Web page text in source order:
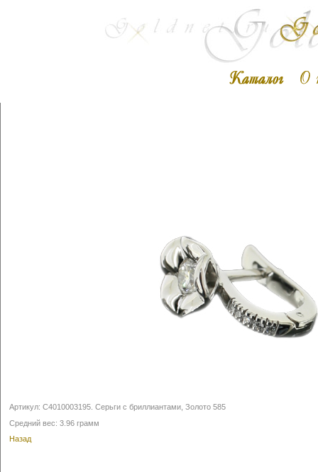
Артикул: С4010003195 Серьги с бриллиантами, Золото 585
Средний вес: 3.96 грамм
Назад